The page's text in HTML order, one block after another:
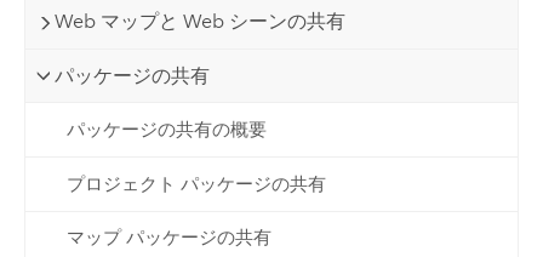
Web マップと Web シーンの共有
パッケージの共有
パッケージの共有の概要
プロジェクト パッケージの共有
マップ パッケージの共有